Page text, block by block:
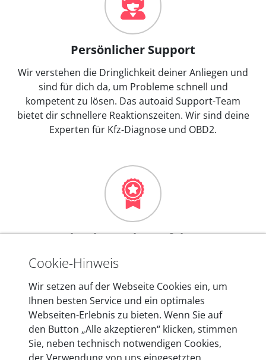
Persönlicher Support
Wir verstehen die Dringlichkeit deiner Anliegen und
sind für dich da, um Probleme schnell und
kompetent zu lösen. Das autoaid Support-Team
bietet dir schnellere Reaktionszeiten. Wir sind deine
Experten für Kfz-Diagnose und OBD2.
Mehr als 10 Jahre Erfahrung
In den Kfz-Diagnosegeräten von autoaid stecken
entwickeln wir unsere Produkte am Standort in
Berlin laufend weiter. Auf diese Qualität vertrauen
heute mehr als 60.000 Privatkunden und
Unternehmen.
Cookie-Hinweis
Wir setzen auf der Webseite Cookies ein, um
Ihnen besten Service und ein optimales
Webseiten-Erlebnis zu bieten. Wenn Sie auf
den Button „Alle akzeptieren“ klicken, stimmen
Sie, neben technisch notwendigen Cookies,